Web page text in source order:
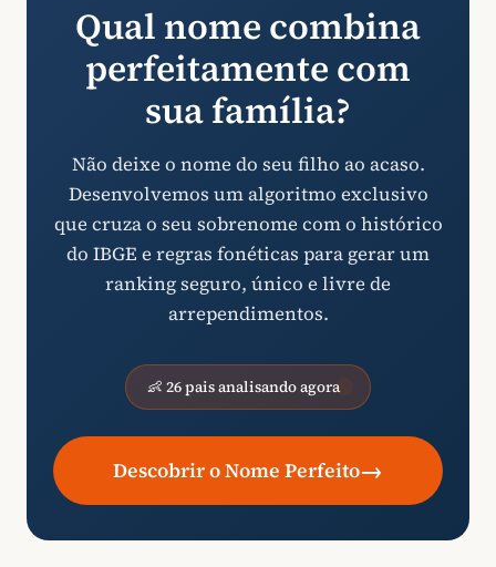
Qual nome combina
perfeitamente com
sua família?
Não deixe o nome do seu filho ao acaso.
Desenvolvemos um algoritmo exclusivo
que cruza o seu sobrenome com o histórico
do IBGE e regras fonéticas para gerar um
ranking seguro, único e livre de
arrependimentos.
👶 26 pais analisando agora
Descobrir o Nome Perfeito→